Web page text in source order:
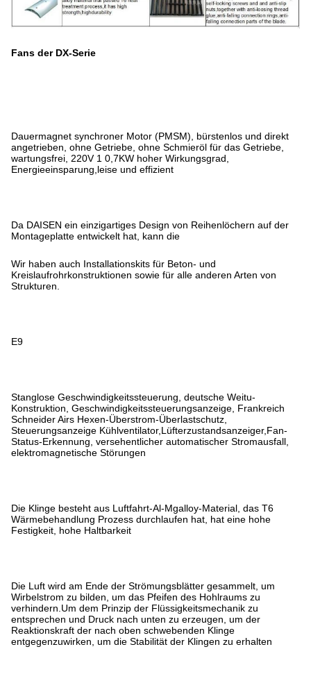
Fans der DX-Serie
Dauermagnet synchroner Motor (PMSM), bürstenlos und direkt
angetrieben, ohne Getriebe, ohne Schmieröl für das Getriebe,
wartungsfrei, 220V 1 0,7KW hoher Wirkungsgrad,
Energieeinsparung,leise und effizient
Da DAISEN ein einzigartiges Design von Reihenlöchern auf der
Montageplatte entwickelt hat, kann die
Wir haben auch Installationskits für Beton- und
Kreislaufrohrkonstruktionen sowie für alle anderen Arten von
Strukturen.
E9
Stanglose Geschwindigkeitssteuerung, deutsche Weitu-
Konstruktion, Geschwindigkeitssteuerungsanzeige, Frankreich
Schneider Airs Hexen-Überstrom-Überlastschutz,
Steuerungsanzeige Kühlventilator,Lüfterzustandsanzeiger,Fan-
Status-Erkennung, versehentlicher automatischer Stromausfall,
elektromagnetische Störungen
Die Klinge besteht aus Luftfahrt-Al-Mgalloy-Material, das T6
Wärmebehandlung Prozess durchlaufen hat, hat eine hohe
Festigkeit, hohe Haltbarkeit
Die Luft wird am Ende der Strömungsblätter gesammelt, um
Wirbelstrom zu bilden, um das Pfeifen des Hohlraums zu
verhindern.Um dem Prinzip der Flüssigkeitsmechanik zu
entsprechen und Druck nach unten zu erzeugen, um der
Reaktionskraft der nach oben schwebenden Klinge
entgegenzuwirken, um die Stabilität der Klingen zu erhalten